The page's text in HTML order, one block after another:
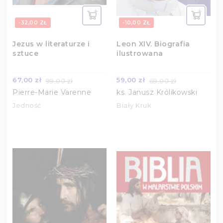
-32,00 ZŁ
Jezus w literaturze i
sztuce
67,00 zł 99,00 zł
Pierre-Marie Varenne
Jedność
-10,00 ZŁ
Leon XIV. Biografia
ilustrowana
59,00 zł 69,00 zł
ks. Janusz Królikowski
Biały Kruk